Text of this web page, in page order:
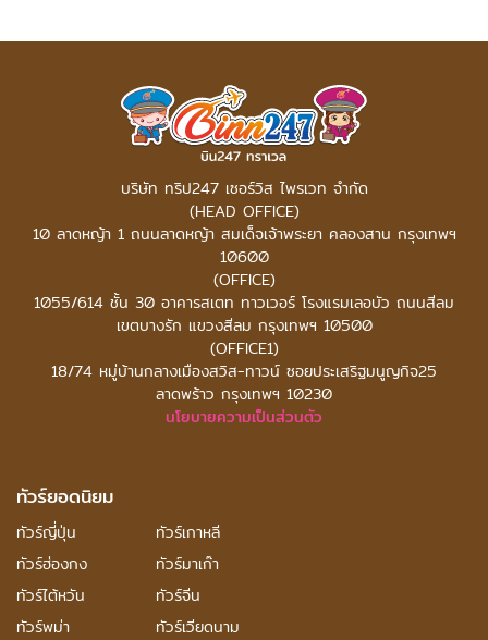
บริษัท ทริป247 เซอร์วิส ไพรเวท จำกัด
(HEAD OFFICE)
10 ลาดหญ้า 1 ถนนลาดหญ้า สมเด็จเจ้าพระยา คลองสาน กรุงเทพฯ
10600
(OFFICE)
1055/614 ชั้น 30 อาคารสเตท ทาวเวอร์ โรงแรมเลอบัว ถนนสีลม
เขตบางรัก แขวงสีลม กรุงเทพฯ 10500
(OFFICE1)
18/74 หมู่บ้านกลางเมืองสวิส-ทาวน์ ซอยประเสริฐมนูญกิจ25
ลาดพร้าว กรุงเทพฯ 10230
นโยบายความเป็นส่วนตัว
ทัวร์ยอดนิยม
ทัวร์ญี่ปุ่น
ทัวร์เกาหลี
ทัวร์ฮ่องกง
ทัวร์มาเก๊า
ทัวร์ไต้หวัน
ทัวร์จีน
ทัวร์พม่า
ทัวร์เวียดนาม